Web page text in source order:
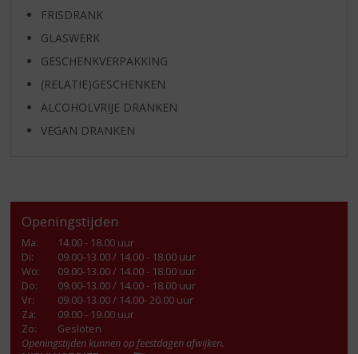
FRISDRANK
GLASWERK
GESCHENKVERPAKKING
(RELATIE)GESCHENKEN
ALCOHOLVRIJE DRANKEN
VEGAN DRANKEN
Openingstijden
Ma:
14.00 - 18.00 uur
Di:
09.00-13.00 / 14.00 - 18.00 uur
Wo:
09.00-13.00 / 14.00 - 18.00 uur
Do:
09.00-13.00 / 14.00 - 18.00 uur
Vr:
09.00-13.00 / 14.00- 20.00 uur
Za:
09.00 - 19.00 uur
Zo:
Gesloten
Openingstijden kunnen op feestdagen afwijken.